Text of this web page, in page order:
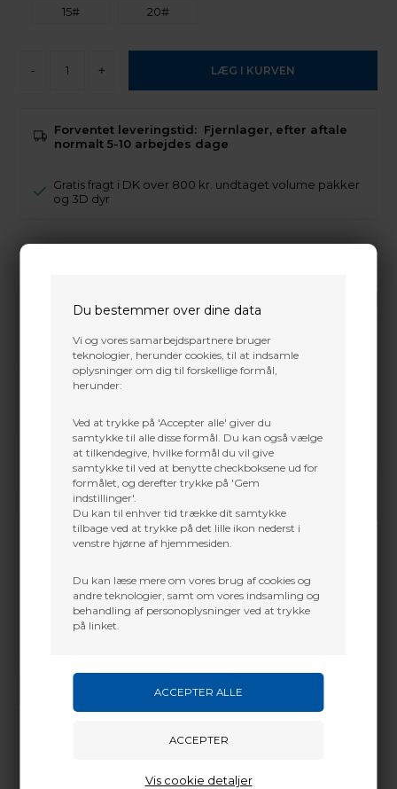
Du bestemmer over dine data
Vi og vores samarbejdspartnere bruger
teknologier, herunder cookies, til at indsamle
oplysninger om dig til forskellige formål,
herunder:
Ved at trykke på 'Accepter alle' giver du
samtykke til alle disse formål. Du kan også vælge
at tilkendegive, hvilke formål du vil give
samtykke til ved at benytte checkboksene ud for
formålet, og derefter trykke på 'Gem
indstillinger'.
Du kan til enhver tid trække dit samtykke
tilbage ved at trykke på det lille ikon nederst i
venstre hjørne af hjemmesiden.
Du kan læse mere om vores brug af cookies og
andre teknologier, samt om vores indsamling og
behandling af personoplysninger ved at trykke
på linket.
Vis cookie detaljer
15#
20#
- +
Forventet leveringstid: Fjernlager, efter aftale
normalt 5-10 arbejdes dage
Gratis fragt i DK over 800 kr. undtaget volume pakker
og 3D dyr